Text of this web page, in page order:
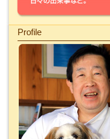
Profile